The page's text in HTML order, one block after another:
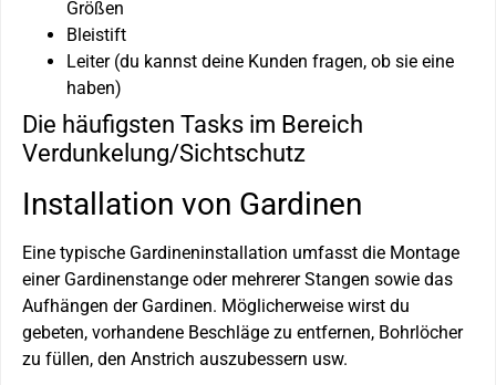
Größen
Bleistift
Leiter (du kannst deine Kunden fragen, ob sie eine
haben)
Die häufigsten Tasks im Bereich
Verdunkelung/Sichtschutz
Installation von Gardinen
Eine typische Gardineninstallation umfasst die Montage
einer Gardinenstange oder mehrerer Stangen sowie das
Aufhängen der Gardinen. Möglicherweise wirst du
gebeten, vorhandene Beschläge zu entfernen, Bohrlöcher
zu füllen, den Anstrich auszubessern usw.